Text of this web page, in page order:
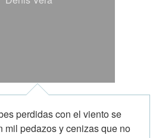
perdidas con el viento se
mil pedazos y cenizas que no